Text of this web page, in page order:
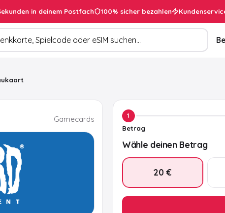
in deinem Postfach 100% sicher bezahlen
Gamecards 1
Betrag
Wähle deinen Betrag
20 €